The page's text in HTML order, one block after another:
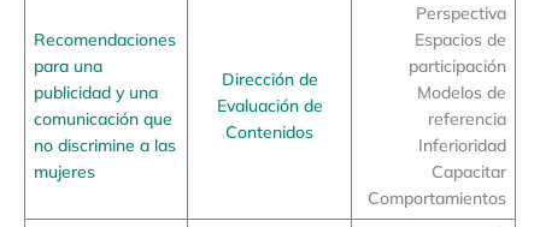
Recomendaciones
para una
publicidad y una
comunicación que
no discrimine a las
mujeres
Dirección de
Evaluación de
Contenidos
Perspectiva
Espacios de
participación
Modelos de
referencia
Inferioridad
Capacitar
Comportamientos